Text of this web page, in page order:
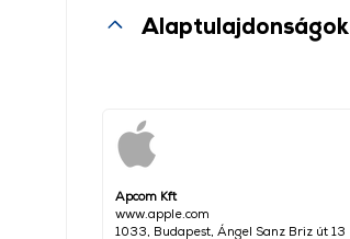
Alaptulajdonságok
Apcom Kft
www.apple.com
1033, Budapest, Ángel Sanz Briz út 13